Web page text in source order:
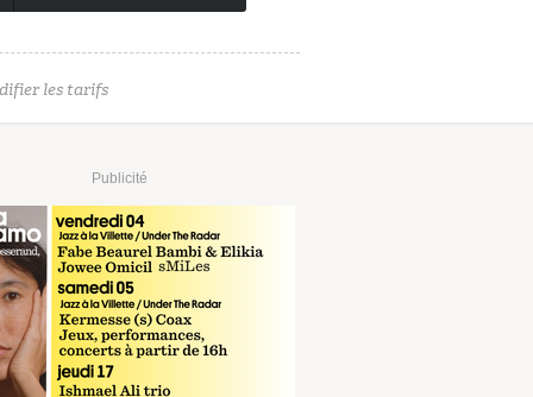
les tarifs
Publicité